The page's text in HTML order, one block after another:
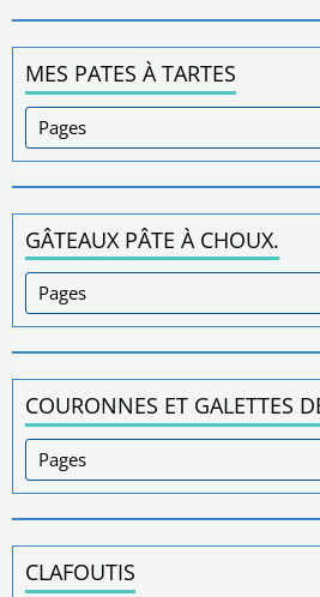
MES PATES À TARTES
GÂTEAUX PÂTE À CHOUX.
COURONNES ET GALETTES
CLAFOUTIS